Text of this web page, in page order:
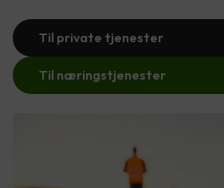
Til private tjenester
Til næringstjenester